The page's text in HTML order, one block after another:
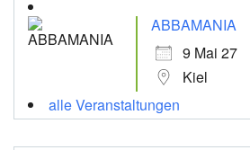
ABBAMANIA
9 Mai 27
Kiel
alle Veranstaltungen